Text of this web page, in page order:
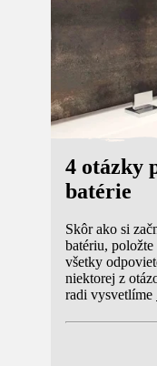
4 otázky
batérie
Skôr ako si
batériu,
všetky
niektorej z
radi vysvetlíme